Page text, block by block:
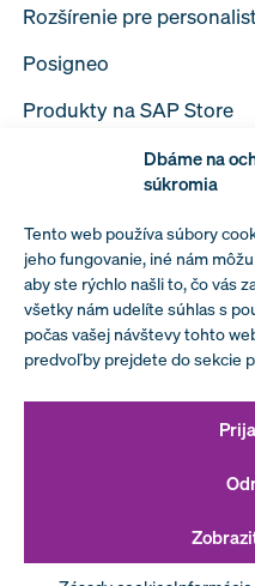
Dbáme na
súkromia
Tento web používa súbory
jeho fungovanie, iné nám
aby ste rýchlo našli to, čo vás
všetky nám udelíte súhlas s
počas vašej návštevy tohto
predvoľby prejdete do sekcie
Rozšírenie pre
Posigneo
Produkty na SAP Store
Spracovanie osobných
Podmienky spolupráce s
Prehlásenie vedenia
bezpečnosti informácií